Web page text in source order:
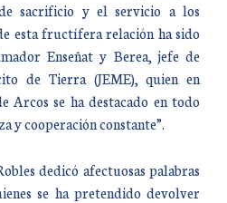
sacrificio y el servicio a los
esta fructífera relación ha sido
Enseñat y Berea, jefe de
de Tierra (JEME), quien en
Arcos se ha destacado en todo
y cooperación constante”.
dedicó afectuosas palabras
se ha pretendido devolver